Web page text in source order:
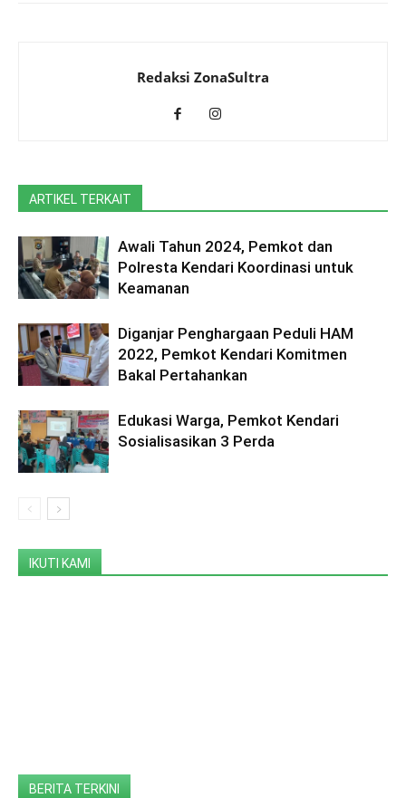
Redaksi ZonaSultra
ARTIKEL TERKAIT
Awali Tahun 2024, Pemkot dan
Polresta Kendari Koordinasi untuk
Keamanan
Diganjar Penghargaan Peduli HAM
2022, Pemkot Kendari Komitmen
Bakal Pertahankan
Edukasi Warga, Pemkot Kendari
Sosialisasikan 3 Perda
IKUTI KAMI
BERITA TERKINI